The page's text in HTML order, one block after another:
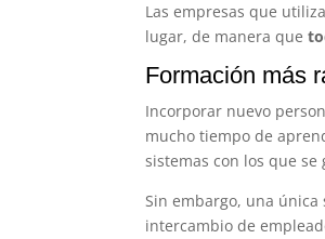
Las empresas que
lugar, de manera que
Formación más
Incorporar nuevo
mucho tiempo de
sistemas con los que se
Sin embargo, una
intercambio de